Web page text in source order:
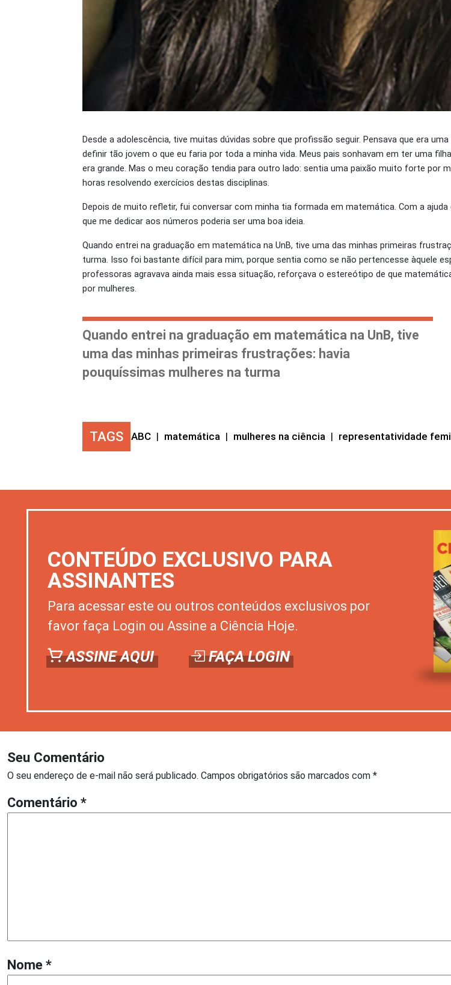
Desde a adolescência, tive muitas dúvidas sobre que profissão seguir. Pensava que era
definir tão jovem o que eu faria por toda a minha vida. Meus pais sonhavam em ter uma
era grande. Mas o meu coração tendia para outro lado: sentia uma paixão muito forte por
horas resolvendo exercícios destas disciplinas.
Depois de muito refletir, fui conversar com minha tia formada em matemática. Com a ajuda
que me dedicar aos números poderia ser uma boa ideia.
Quando entrei na graduação em matemática na UnB, tive uma das minhas primeiras
turma. Isso foi bastante difícil para mim, porque sentia como se não pertencesse àquele
professoras agravava ainda mais essa situação, reforçava o estereótipo de que
por mulheres.
Quando entrei na graduação em matemática na UnB, tive
uma das minhas primeiras frustrações: havia
pouquíssimas mulheres na turma
TAGS ABC | matemática | mulheres na ciência | representatividade
CONTEÚDO EXCLUSIVO PARA
ASSINANTES
Para acessar este ou outros conteúdos exclusivos por
favor faça Login ou Assine a Ciência Hoje.
ASSINE AQUI FAÇA LOGIN
Seu Comentário
O seu endereço de e-mail não será publicado. Campos obrigatórios são marcados com *
Comentário *
Nome *